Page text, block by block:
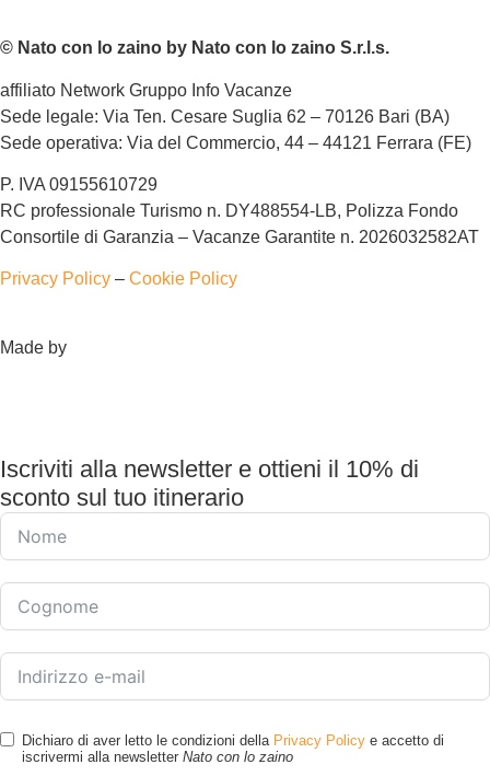
© Nato con lo zaino by Nato con lo zaino S.r.l.s.
affiliato Network Gruppo Info Vacanze
Sede legale: Via Ten. Cesare Suglia 62 – 70126 Bari (BA)
Sede operativa: Via del Commercio, 44 – 44121 Ferrara (FE)
P. IVA 09155610729
RC professionale Turismo n. DY488554-LB, Polizza Fondo
Consortile di Garanzia – Vacanze Garantite n. 2026032582AT
Privacy Policy – Cookie Policy
Made by
Iscriviti alla newsletter e ottieni il 10% di
sconto sul tuo itinerario
Dichiaro di aver letto le condizioni della Privacy Policy e accetto di
iscrivermi alla newsletter Nato con lo zaino